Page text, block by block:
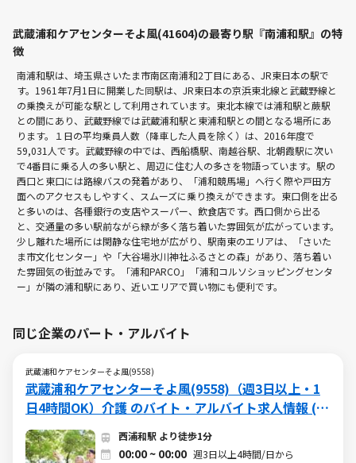
武蔵浦和ケアセンターそよ風(41604)の最寄り駅『南浦和駅』の特
徴
南浦和駅は、埼玉県さいたま市南区南浦和2丁目にある、JR東日本の駅で
す。1961年7月1日に開業した同駅は、JR東日本の京浜東北線と武蔵野線と
の乗換えが可能な駅として利用されています。東北本線では浦和駅と蕨駅
との間にあり、武蔵野線では武蔵浦和駅と東浦和駅との間となる場所にあ
ります。１日の平均乗員人数（降車した人員を除く）は、2016年度で
59,031人です。武蔵野線の中では、西船橋駅、南越谷駅、北朝霞駅に次い
で4番目に乗る人の多い駅と、周辺に住む人の多さを物語っています。駅の
西口と東口には路線バスの発着があり、「浦和競馬場」へ行く際や戸田方
面へのアクセスもしやすく、スムーズに乗り換えができます。東口側を出る
と多いのは、各種銀行の支店やスーパー、飲食店です。西口側から出る
と、交通量の多い駅前ながら緑が多く落ち着いた雰囲気が広がっています。
少し離れた場所には閑静な住宅地が広がり、駅南東のエリアは、「さいた
ま市文化センター」や「大谷場氷川神社ふるさとの森」があり、落ち着い
た雰囲気の街並みです。「浦和PARCO」「浦和コルソショッピングセンタ
ー」が隣の浦和駅にあり、近いエリアで買い物にも便利です。
同じ企業のパート・アルバイト
武蔵浦和ケアセンターそよ風(9558)
武蔵浦和ケアセンターそよ風(9558)（週3日以上・1
日4時間OK）介護 のバイト・アルバイト求人情報 (W
015508183)（深夜）西浦和駅 より徒歩1分
00:00 ~ 00:00 週3日以上4時間/日から